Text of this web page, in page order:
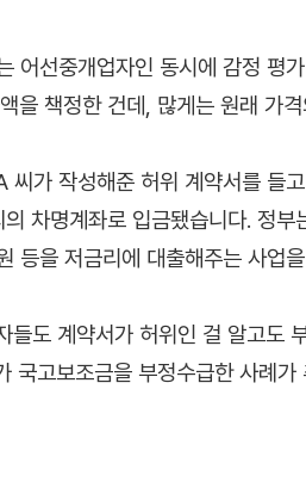
어선중개업자인 동시에 감정 평
을 책정한 건데, 많게는 원래 가
씨가 작성해준 허위 계약서를 들
차명계좌로 입금됐습니다. 정
등을 저금리에 대출해주는 사업
들도 계약서가 허위인 걸 알고도
국고보조금을 부정수급한 사례